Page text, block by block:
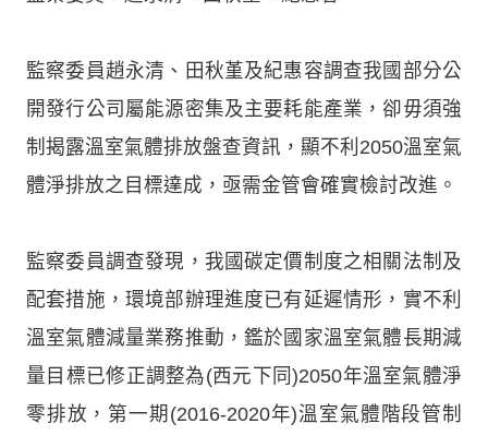
監察委員趙永清、田秋堇及紀惠容調查我國部分公
開發行公司屬能源密集及主要耗能產業，卻毋須強
制揭露溫室氣體排放盤查資訊，顯不利2050溫室氣
體淨排放之目標達成，亟需金管會確實檢討改進。
監察委員調查發現，我國碳定價制度之相關法制及
配套措施，環境部辦理進度已有延遲情形，實不利
溫室氣體減量業務推動，鑑於國家溫室氣體長期減
量目標已修正調整為(西元下同)2050年溫室氣體淨
零排放，第一期(2016-2020年)溫室氣體階段管制